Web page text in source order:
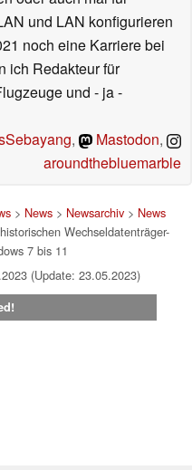
und LAN konfigurieren
noch eine Karriere bei
ich Redakteur für
und - ja -
, Mastodon,
aroundthebluemarble
> News> Newsarchiv> News
Wechseldatenträger-
7 bis 11
(Update: 23.05.2023)